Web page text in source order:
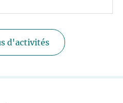
d'activités